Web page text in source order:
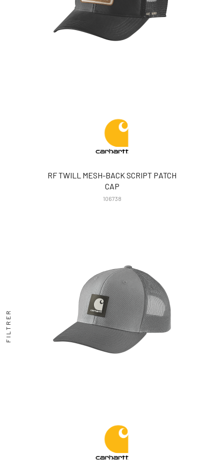
RF TWILL MESH-BACK SCRIPT PATCH
CAP
106738
FILTRER